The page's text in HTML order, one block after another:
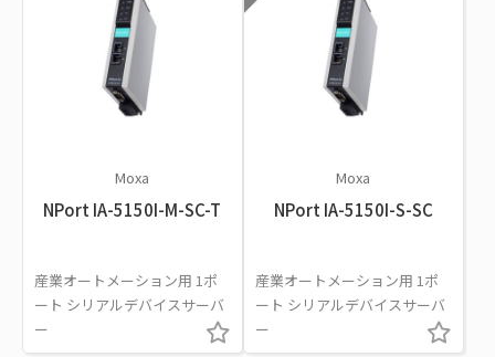
Moxa
NPort IA-5150I-M-SC-T
産業オートメーション用 1ポ
ート シリアルデバイスサーバ
ー
Moxa
NPort IA-5150I-S-SC
産業オートメーション用 1ポ
ート シリアルデバイスサーバ
ー